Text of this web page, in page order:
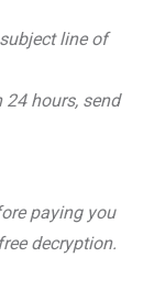
line of
hours, send
paying you
decryption.